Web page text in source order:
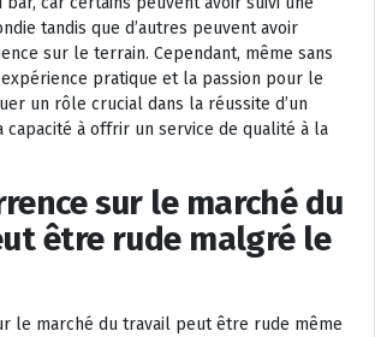
tandis que d’autres peuvent avoir
sur le terrain. Cependant, même sans
pratique et la passion pour le
un rôle crucial dans la réussite d’un
capacité à offrir un service de qualité à la
sur le marché du
être rude malgré le
le marché du travail peut être rude même